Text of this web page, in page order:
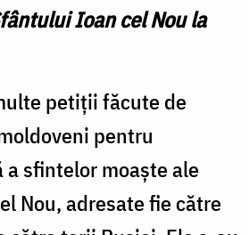
Ioan cel Nou la
petiții făcute de
pentru
a sfintelor moaște ale
Nou, adresate fie către